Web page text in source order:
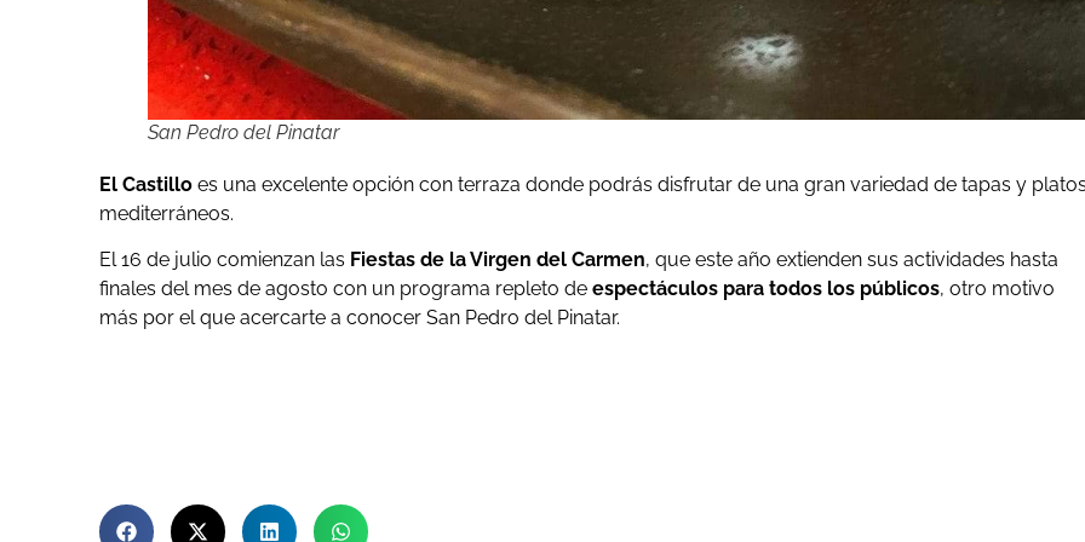
San Pedro del Pinatar
El Castillo es una excelente opción con terraza donde podrás disfrutar de una gran variedad de tapas y
mediterráneos.
El 16 de julio comienzan las Fiestas de la Virgen del Carmen, que este año extienden sus actividades hasta
finales del mes de agosto con un programa repleto de espectáculos para todos los públicos, otro motivo
más por el que acercarte a conocer San Pedro del Pinatar.